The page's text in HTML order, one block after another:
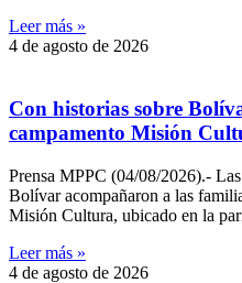
Leer más »
4 de agosto de 2026
Con historias sobre
campamento Misión
Prensa MPPC (04/08/2026).-
Bolívar acompañaron a las
Misión Cultura, ubicado en la
Leer más »
4 de agosto de 2026